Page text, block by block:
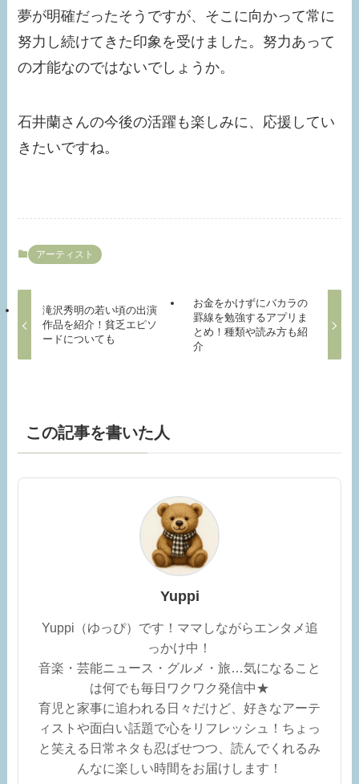
夢が明確だったそうですが、そこに向かって常に
努力し続けてきた印象を受けました。努力あって
の才能なのではないでしょうか。
石井蘭さんの今後の活躍も楽しみに、応援してい
きたいですね。
アーティスト
滝沢秀明の若い頃の出演
作品を紹介！貧乏エピソ
ードについても
お金をかけずにバカラの
罫線を勉強するアプリま
とめ！種類や読み方も紹
介
この記事を書いた人
Yuppi
Yuppi（ゆっぴ）です！ママしながらエンタメ追
っかけ中！
音楽・芸能ニュース・グルメ・旅…気になること
は何でも毎日ワクワク発信中★
育児と家事に追われる日々だけど、好きなアーテ
ィストや面白い話題で心をリフレッシュ！ちょっ
と笑える日常ネタも忍ばせつつ、読んでくれるみ
んなに楽しい時間をお届けします！